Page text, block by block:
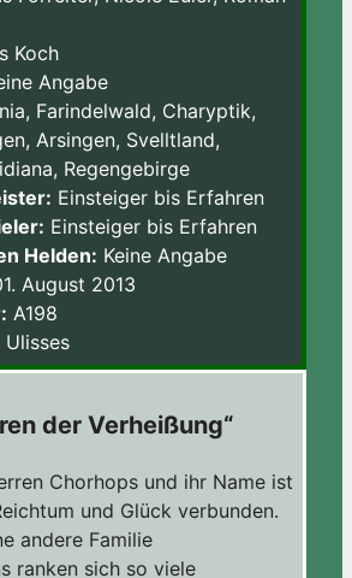
Koch
Angabe
Farindelwald, Charyptik,
Arsingen, Svelltland,
Regengebirge
Einsteiger bis Erfahren
Einsteiger bis Erfahren
Helden: Keine Angabe
August 2013
A198
Ulisses
der Verheißung“
Chorhops und ihr Name ist
und Glück verbunden.
andere Familie
ranken sich so viele